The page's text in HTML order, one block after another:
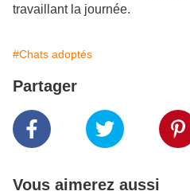
travaillant la journée.
#Chats adoptés
Partager
Vous aimerez aussi